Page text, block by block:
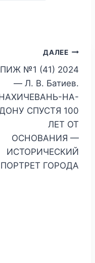
ДАЛЕЕ
ПИЖ №1 (41) 2024
— Л. В. Батиев.
НА-
СПУСТЯ 100
ЛЕТ ОТ
ОСНОВАНИЯ —
ИСТОРИЧЕСКИЙ
ПОРТРЕТ ГОРОДА